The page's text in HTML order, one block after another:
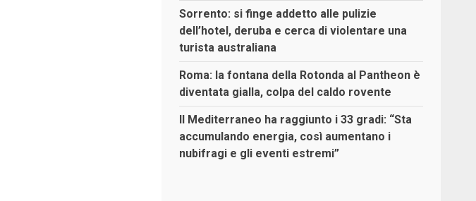
Sorrento: si finge addetto alle pulizie
dell’hotel, deruba e cerca di violentare una
turista australiana
Roma: la fontana della Rotonda al Pantheon è
diventata gialla, colpa del caldo rovente
Il Mediterraneo ha raggiunto i 33 gradi: “Sta
accumulando energia, così aumentano i
nubifragi e gli eventi estremi”